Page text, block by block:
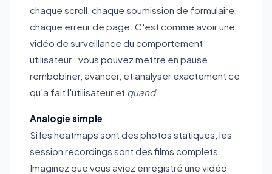
chaque scroll, chaque soumission de formulaire,
chaque erreur de page. C'est comme avoir une
vidéo de surveillance du comportement
utilisateur : vous pouvez mettre en pause,
rembobiner, avancer, et analyser exactement ce
qu'a fait l'utilisateur et quand.
Analogie simple
Si les heatmaps sont des photos statiques, les
session recordings sont des films complets.
Imaginez que vous aviez enregistré une vidéo